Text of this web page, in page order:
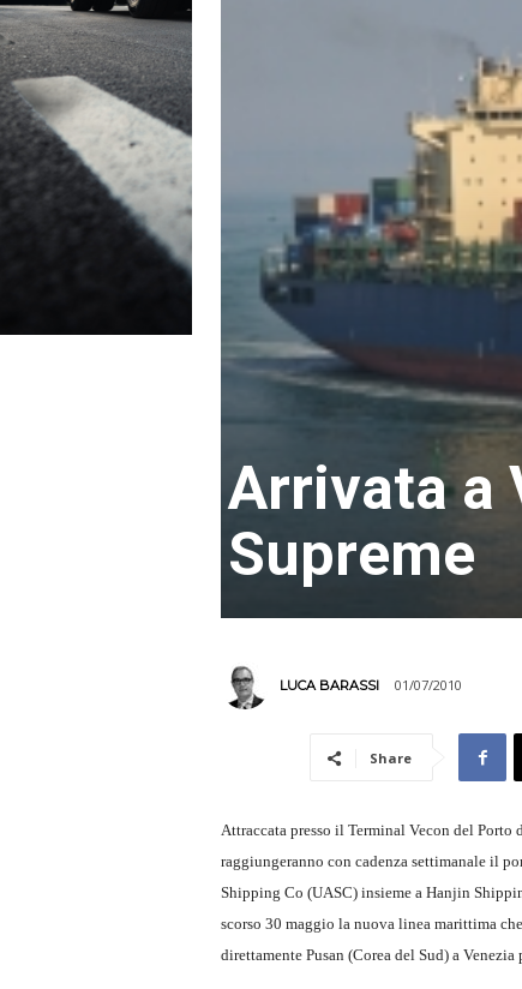
Arrivata a
Supreme
LUCA BARASSI 01/07/2010
Share
Attraccata presso il Terminal Vecon del
raggiungeranno con cadenza settimanale il
Shipping Co (UASC) insieme a Hanjin
scorso 30 maggio la nuova linea marittima
direttamente Pusan (Corea del Sud) a